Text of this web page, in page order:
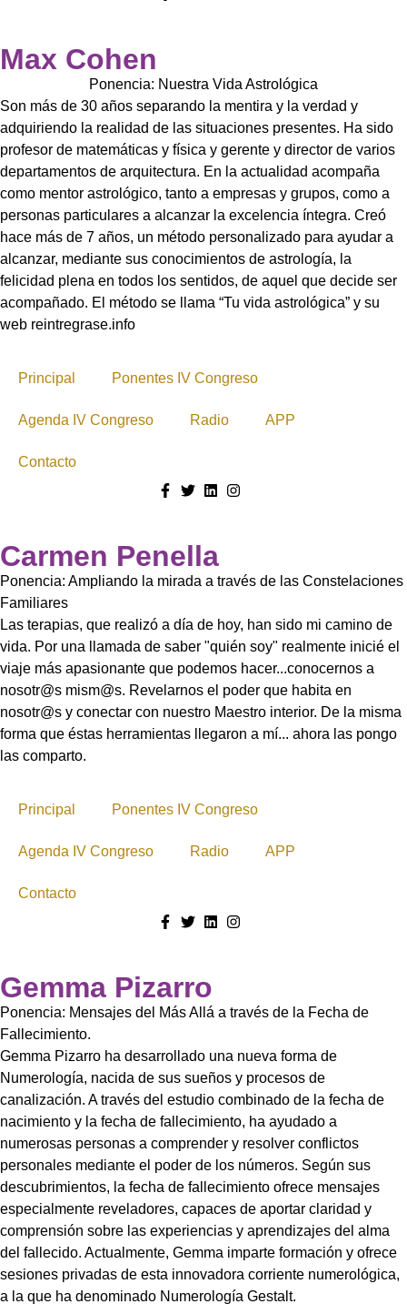
Max Cohen
Ponencia: Nuestra Vida Astrológica
Son más de 30 años separando la mentira y la verdad y
adquiriendo la realidad de las situaciones presentes. Ha sido
profesor de matemáticas y física y gerente y director de varios
departamentos de arquitectura. En la actualidad acompaña
como mentor astrológico, tanto a empresas y grupos, como a
personas particulares a alcanzar la excelencia íntegra. Creó
hace más de 7 años, un método personalizado para ayudar a
alcanzar, mediante sus conocimientos de astrología, la
felicidad plena en todos los sentidos, de aquel que decide ser
acompañado. El método se llama “Tu vida astrológica” y su
web reintregrase.info
Principal Ponentes IV Congreso
Agenda IV Congreso Radio APP
Contacto
Carmen Penella
Ponencia: Ampliando la mirada a través de las Constelaciones
Familiares
Las terapias, que realizó a día de hoy, han sido mi camino de
vida. Por una llamada de saber "quién soy" realmente inicié el
viaje más apasionante que podemos hacer...conocernos a
nosotr@s mism@s. Revelarnos el poder que habita en
nosotr@s y conectar con nuestro Maestro interior. De la misma
forma que éstas herramientas llegaron a mí... ahora las pongo
las comparto.
Principal Ponentes IV Congreso
Agenda IV Congreso Radio APP
Contacto
Gemma Pizarro
Ponencia: Mensajes del Más Allá a través de la Fecha de
Fallecimiento.
Gemma Pizarro ha desarrollado una nueva forma de
Numerología, nacida de sus sueños y procesos de
canalización. A través del estudio combinado de la fecha de
nacimiento y la fecha de fallecimiento, ha ayudado a
numerosas personas a comprender y resolver conflictos
personales mediante el poder de los números. Según sus
descubrimientos, la fecha de fallecimiento ofrece mensajes
especialmente reveladores, capaces de aportar claridad y
comprensión sobre las experiencias y aprendizajes del alma
del fallecido. Actualmente, Gemma imparte formación y ofrece
sesiones privadas de esta innovadora corriente numerológica,
a la que ha denominado Numerología Gestalt.